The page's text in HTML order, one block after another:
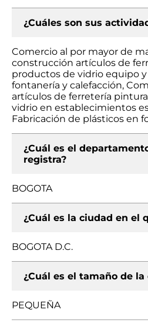
¿Cuáles son sus
Comercio al por mayor de
construcción artículos de
productos de vidrio equipo
fontanería y calefacción,
artículos de ferretería
vidrio en establecimientos
Fabricación de plásticos en
¿Cuál es el
registra?
BOGOTA
¿Cuál es la ciudad en el
BOGOTA D.C.
¿Cuál es el tamaño de la
PEQUEÑA